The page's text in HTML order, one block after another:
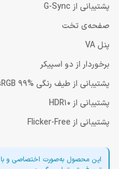
پشتیبانی از G-Sync
صفحه‌ی تخت
پنل VA
برخوردار از دو اسپیکر
پشتیبانی از طیف رنگی sRGB 99%
پشتیبانی از HDR10
پشتیبانی از Flicker-Free
این محصول به‌صورت اختصاصی و با